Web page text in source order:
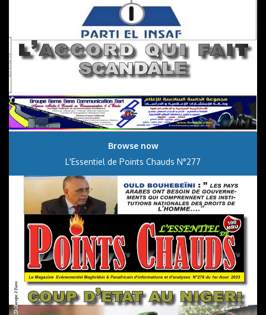
Browse now
L'Essentiel de Points Chauds N°277